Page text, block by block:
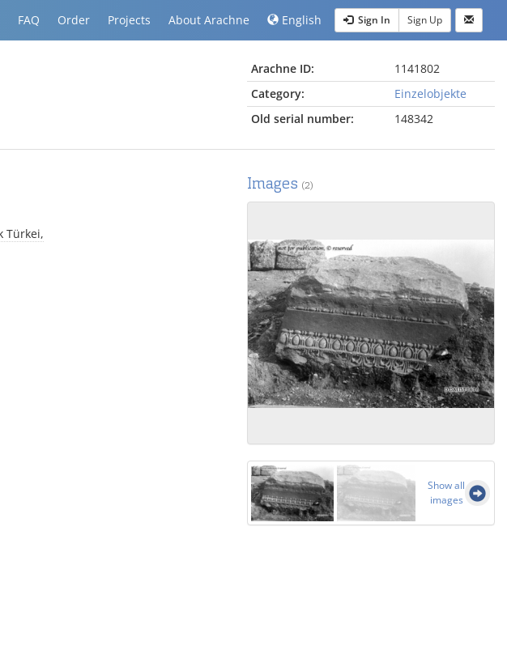
FAQ Order Projects About Arachne English Sign In Sign Up
Arachne ID:
1141802
Category:
Einzelobjekte
Old serial number:
148342
Türkei,
Images (2)
Show all
images